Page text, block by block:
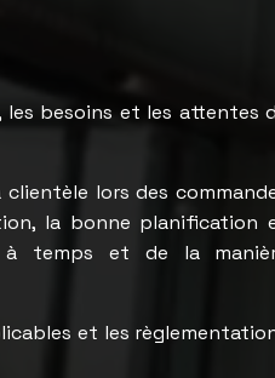
besoins et les attentes
lors des
la bonne planification
à temps et de la
et les